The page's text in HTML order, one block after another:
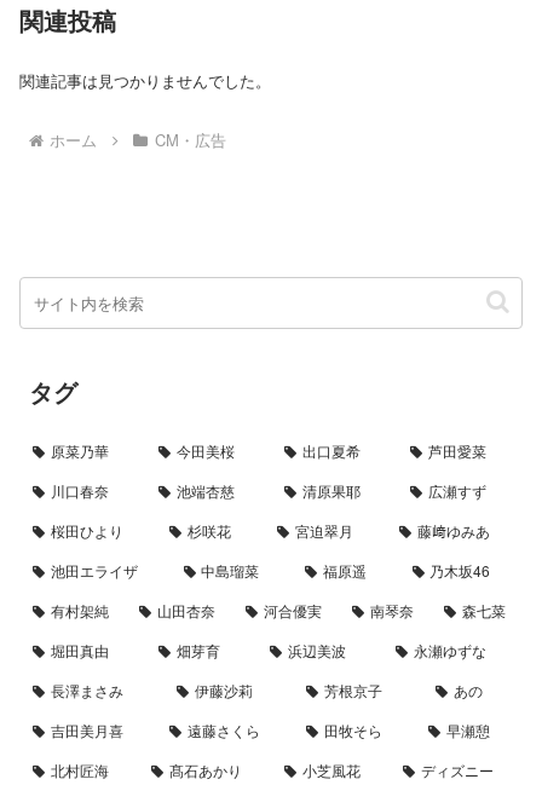
関連投稿
関連記事は見つかりませんでした。
ホーム CM・広告
タグ
原菜乃華 今田美桜 出口夏希
芦田愛菜
川口春奈
池端杏慈 清原果耶
広瀬すず
桜田ひより
杉咲花 宮迫翠月
藤﨑ゆみあ
池田エライザ
中島瑠菜 福原遥
乃木坂46
有村架純
山田杏奈 河合優実 南琴奈
森七菜
堀田真由
畑芽育 浜辺美波
永瀬ゆずな
長澤まさみ
伊藤沙莉 芳根京子
あの
吉田美月喜
遠藤さくら 田牧そら
早瀬憩
北村匠海
髙石あかり 小芝風花
ディズニー